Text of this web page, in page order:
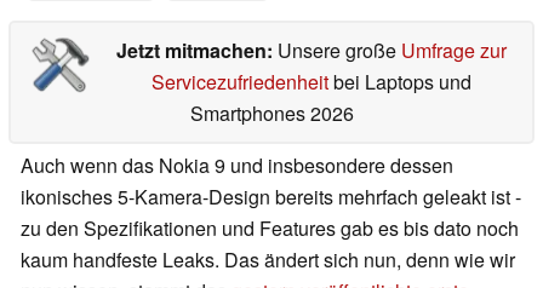
Jetzt mitmachen: Unsere große Umfrage zur
Servicezufriedenheitbei Laptops und
Smartphones 2026
Auch wenn das Nokia 9 und insbesondere dessen
ikonisches 5-Kamera-Design bereits mehrfach geleakt ist -
zu den Spezifikationen und Features gab es bis dato noch
kaum handfeste Leaks. Das ändert sich nun, denn wie wir